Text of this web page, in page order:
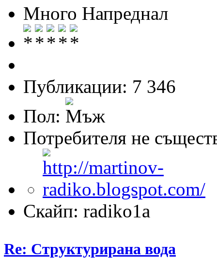
Много Напреднал
Публикации: 7 346
Пол:
Потребителя не
Скайп: radiko1a
Re: Структурирана вода